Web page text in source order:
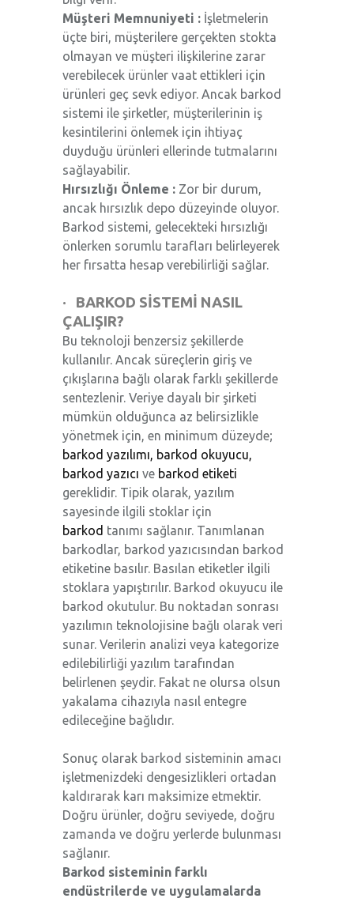
Müşteri Memnuniyeti : İşletmelerin
üçte biri, müşterilere gerçekten stokta
olmayan ve müşteri ilişkilerine zarar
verebilecek ürünler vaat ettikleri için
ürünleri geç sevk ediyor. Ancak barkod
sistemi ile şirketler, müşterilerinin iş
kesintilerini önlemek için ihtiyaç
duyduğu ürünleri ellerinde tutmalarını
sağlayabilir.
Hırsızlığı Önleme : Zor bir durum,
ancak hırsızlık depo düzeyinde oluyor.
Barkod sistemi, gelecekteki hırsızlığı
önlerken sorumlu tarafları belirleyerek
her fırsatta hesap verebilirliği sağlar.
· BARKOD SİSTEMİ NASIL
ÇALIŞIR?
Bu teknoloji benzersiz şekillerde
kullanılır. Ancak süreçlerin giriş ve
çıkışlarına bağlı olarak farklı şekillerde
sentezlenir. Veriye dayalı bir şirketi
mümkün olduğunca az belirsizlikle
yönetmek için, en minimum düzeyde;
barkod yazılımı, barkod okuyucu,
barkod yazıcı ve barkod etiketi
gereklidir. Tipik olarak, yazılım
sayesinde ilgili stoklar için
barkod tanımı sağlanır. Tanımlanan
barkodlar, barkod yazıcısından barkod
etiketine basılır. Basılan etiketler ilgili
stoklara yapıştırılır. Barkod okuyucu ile
barkod okutulur. Bu noktadan sonrası
yazılımın teknolojisine bağlı olarak veri
sunar. Verilerin analizi veya kategorize
edilebilirliği yazılım tarafından
belirlenen şeydir. Fakat ne olursa olsun
yakalama cihazıyla nasıl entegre
edileceğine bağlıdır.
Sonuç olarak barkod sisteminin amacı
işletmenizdeki dengesizlikleri ortadan
kaldırarak karı maksimize etmektir.
Doğru ürünler, doğru seviyede, doğru
zamanda ve doğru yerlerde bulunması
sağlanır.
Barkod sisteminin farklı
endüstrilerde ve uygulamalarda